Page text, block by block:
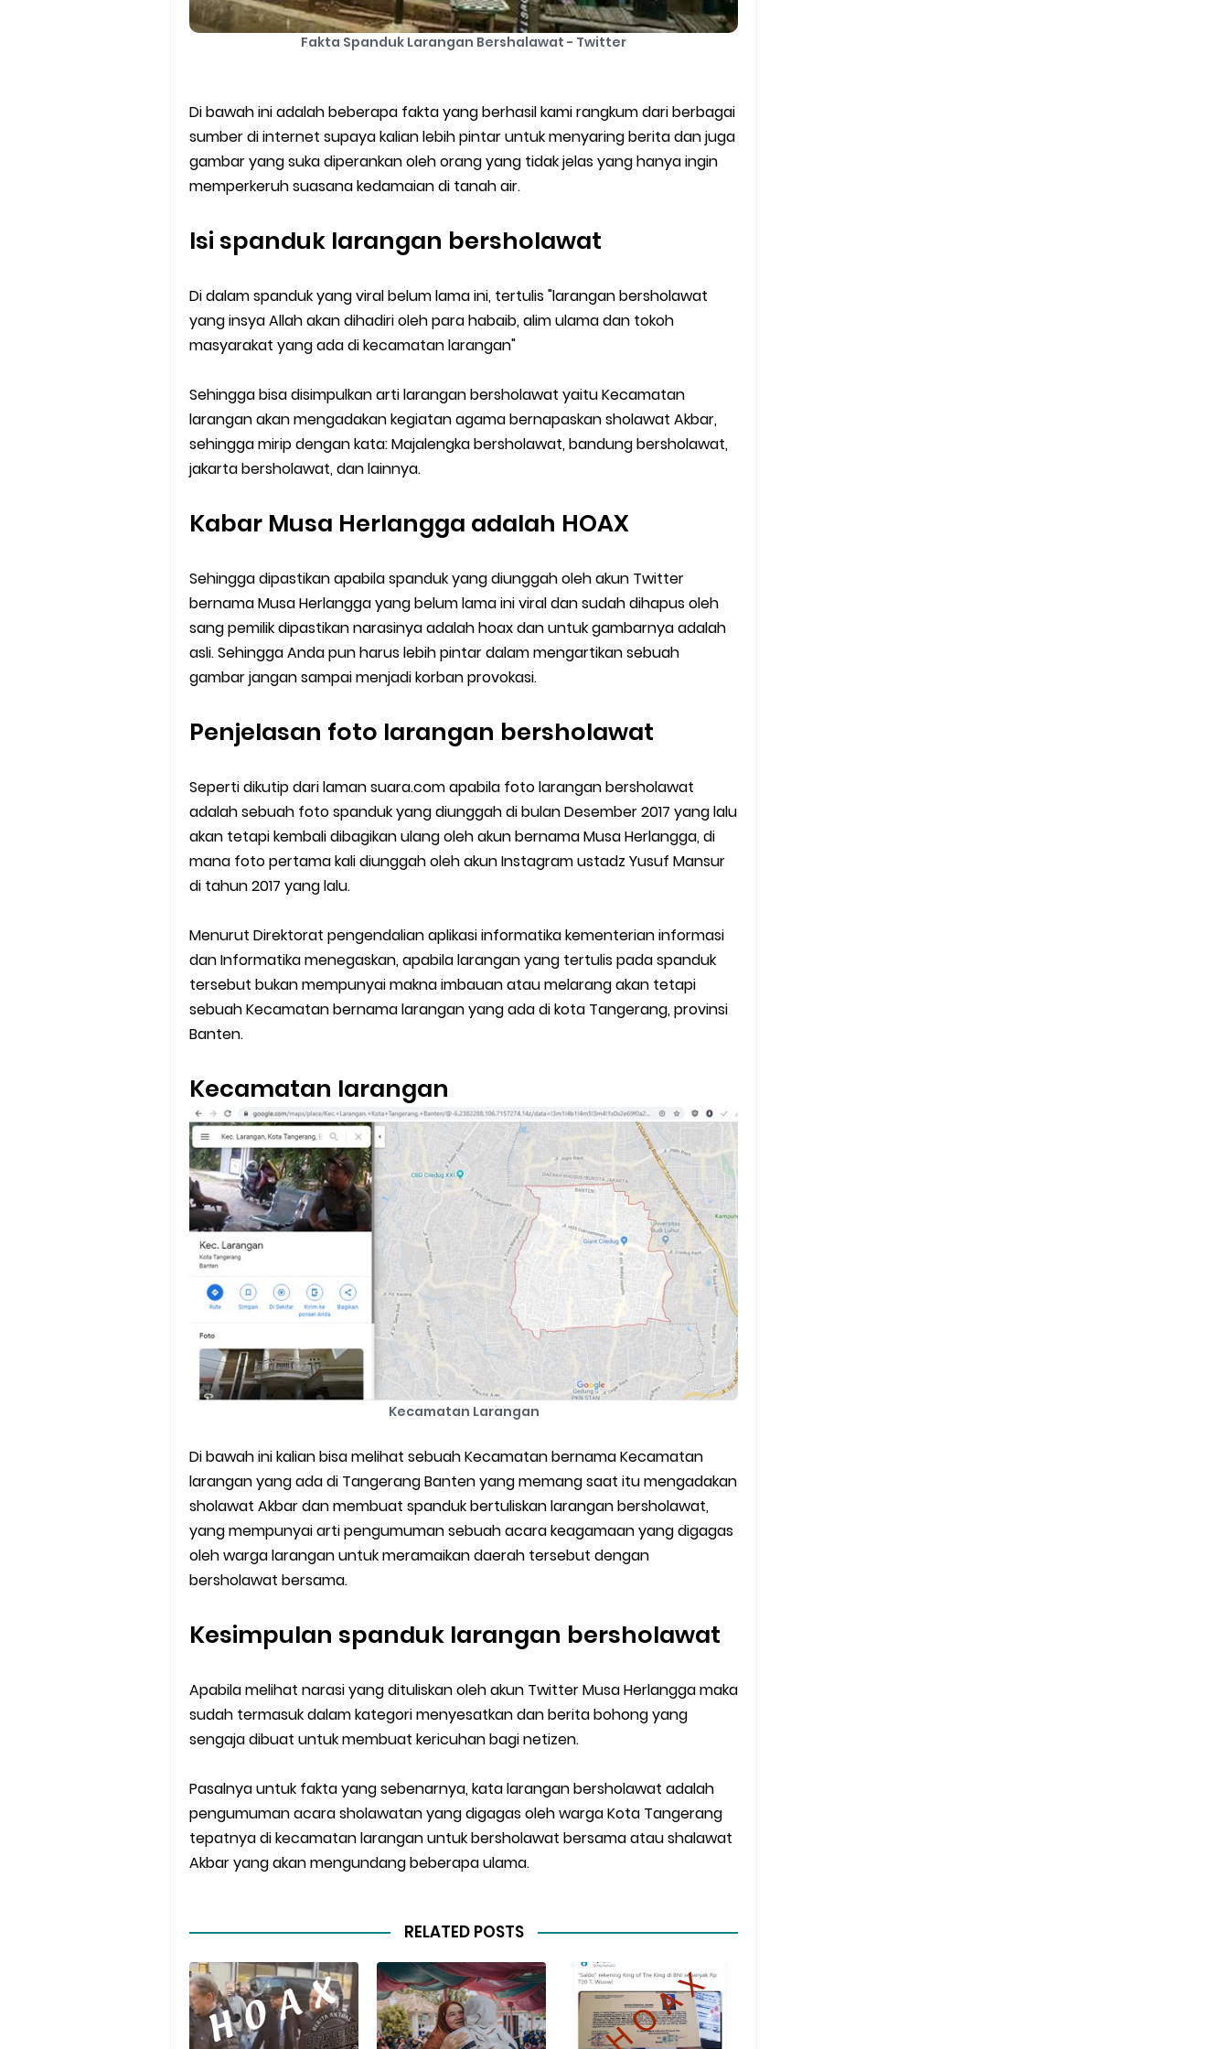
Fakta Spanduk Larangan Bershalawat - Twitter
Di bawah ini adalah beberapa fakta yang berhasil kami rangkum dari berbagai
sumber di internet supaya kalian lebih pintar untuk menyaring berita dan juga
gambar yang suka diperankan oleh orang yang tidak jelas yang hanya ingin
memperkeruh suasana kedamaian di tanah air.
Isi spanduk larangan bersholawat
Di dalam spanduk yang viral belum lama ini, tertulis "larangan bersholawat
yang insya Allah akan dihadiri oleh para habaib, alim ulama dan tokoh
masyarakat yang ada di kecamatan larangan"
Sehingga bisa disimpulkan arti larangan bersholawat yaitu Kecamatan
larangan akan mengadakan kegiatan agama bernapaskan sholawat Akbar,
sehingga mirip dengan kata: Majalengka bersholawat, bandung bersholawat,
jakarta bersholawat, dan lainnya.
Kabar Musa Herlangga adalah HOAX
Sehingga dipastikan apabila spanduk yang diunggah oleh akun Twitter
bernama Musa Herlangga yang belum lama ini viral dan sudah dihapus oleh
sang pemilik dipastikan narasinya adalah hoax dan untuk gambarnya adalah
asli. Sehingga Anda pun harus lebih pintar dalam mengartikan sebuah
gambar jangan sampai menjadi korban provokasi.
Penjelasan foto larangan bersholawat
Seperti dikutip dari laman suara.com apabila foto larangan bersholawat
adalah sebuah foto spanduk yang diunggah di bulan Desember 2017 yang lalu
akan tetapi kembali dibagikan ulang oleh akun bernama Musa Herlangga, di
mana foto pertama kali diunggah oleh akun Instagram ustadz Yusuf Mansur
di tahun 2017 yang lalu.
Menurut Direktorat pengendalian aplikasi informatika kementerian informasi
dan Informatika menegaskan, apabila larangan yang tertulis pada spanduk
tersebut bukan mempunyai makna imbauan atau melarang akan tetapi
sebuah Kecamatan bernama larangan yang ada di kota Tangerang, provinsi
Banten.
Kecamatan larangan
Kecamatan Larangan
Di bawah ini kalian bisa melihat sebuah Kecamatan bernama Kecamatan
larangan yang ada di Tangerang Banten yang memang saat itu mengadakan
sholawat Akbar dan membuat spanduk bertuliskan larangan bersholawat,
yang mempunyai arti pengumuman sebuah acara keagamaan yang digagas
oleh warga larangan untuk meramaikan daerah tersebut dengan
bersholawat bersama.
Kesimpulan spanduk larangan bersholawat
Apabila melihat narasi yang dituliskan oleh akun Twitter Musa Herlangga maka
sudah termasuk dalam kategori menyesatkan dan berita bohong yang
sengaja dibuat untuk membuat kericuhan bagi netizen.
Pasalnya untuk fakta yang sebenarnya, kata larangan bersholawat adalah
pengumuman acara sholawatan yang digagas oleh warga Kota Tangerang
tepatnya di kecamatan larangan untuk bersholawat bersama atau shalawat
Akbar yang akan mengundang beberapa ulama.
RELATED POSTS